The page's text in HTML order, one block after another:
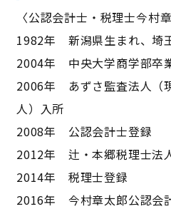
〈公認会計士・税理士今村
1982年 新潟県生まれ、埼
2004年 中央大学商学部卒
2006年 あずさ監査法人（
人）入所
2008年 公認会計士登録
2012年 辻・本郷税理士法
2014年 税理士登録
2016年 今村章太郎公認会